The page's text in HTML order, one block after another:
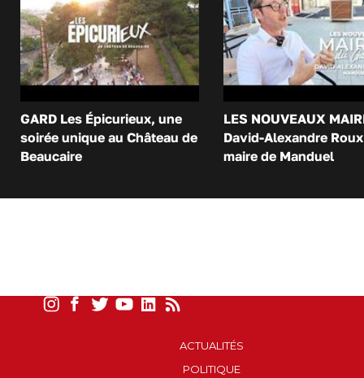
GARD Les Épicurieux, une
soirée unique au Château de
Beaucaire
LES NOUVEAUX
David-Alexandre
maire de Manduel
ACTUALITÉS
POLITIQUE